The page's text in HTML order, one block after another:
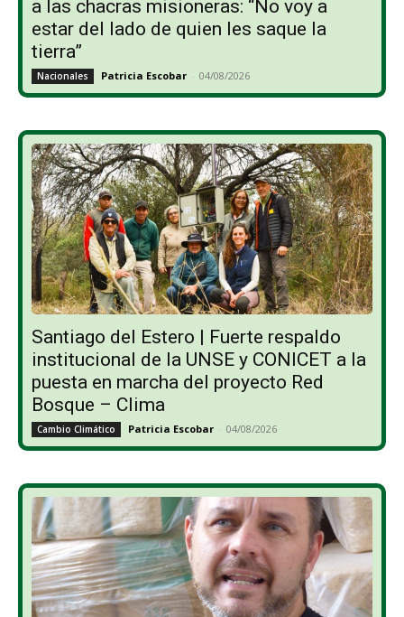
a las chacras misioneras: “No voy a
estar del lado de quien les saque la
tierra”
Nacionales Patricia Escobar - 04/08/2026
Santiago del Estero | Fuerte respaldo
institucional de la UNSE y CONICET a la
puesta en marcha del proyecto Red
Bosque – Clima
Cambio Climático Patricia Escobar - 04/08/2026